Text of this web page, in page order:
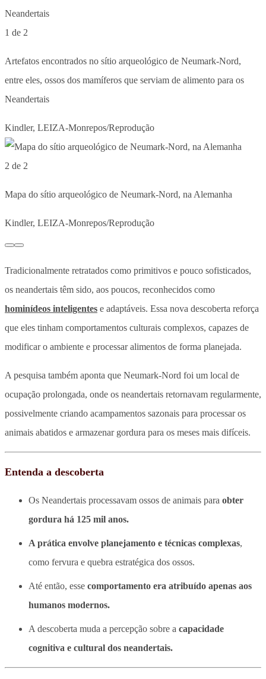
1 de 2
Artefatos encontrados no sítio arqueológico de Neumark-Nord,
entre eles, ossos dos mamíferos que serviam de alimento para os
Neandertais
Kindler, LEIZA-Monrepos/Reprodução
2 de 2
Mapa do sítio arqueológico de Neumark-Nord, na Alemanha
Kindler, LEIZA-Monrepos/Reprodução
Tradicionalmente retratados como primitivos e pouco sofisticados,
os neandertais têm sido, aos poucos, reconhecidos como
hominídeos inteligentes e adaptáveis. Essa nova descoberta reforça
que eles tinham comportamentos culturais complexos, capazes de
modificar o ambiente e processar alimentos de forma planejada.
A pesquisa também aponta que Neumark-Nord foi um local de
ocupação prolongada, onde os neandertais retornavam regularmente,
possivelmente criando acampamentos sazonais para processar os
animais abatidos e armazenar gordura para os meses mais difíceis.
Entenda a descoberta
Os Neandertais processavam ossos de animais para obter
gordura há 125 mil anos.
A prática envolve planejamento e técnicas complexas,
como fervura e quebra estratégica dos ossos.
Até então, esse comportamento era atribuído apenas aos
humanos modernos.
A descoberta muda a percepção sobre a capacidade
cognitiva e cultural dos neandertais.